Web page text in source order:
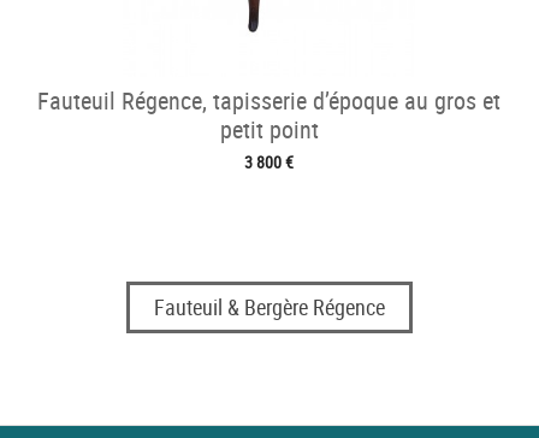
Fauteuil Régence, tapisserie d’époque au gros et
petit point
3 800 €
Fauteuil & Bergère Régence